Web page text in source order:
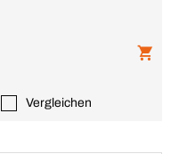
Vergleichen